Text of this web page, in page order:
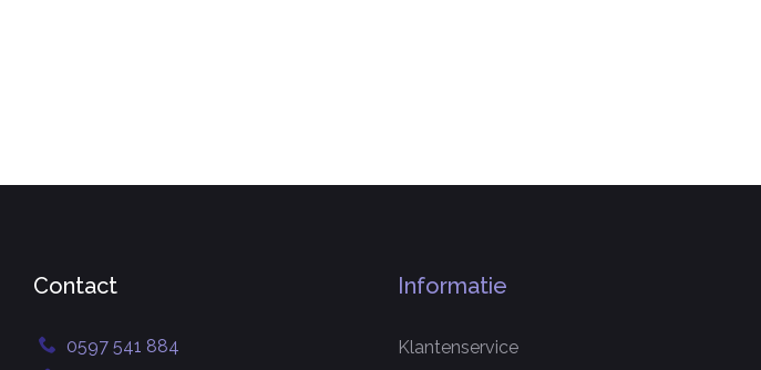
Contact
0597 541 884
Informatie
Klantenservice